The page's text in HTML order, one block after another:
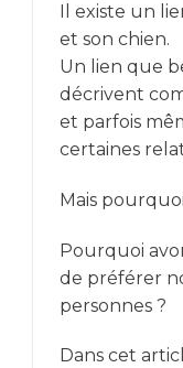
Il existe un
et son chien.
Un lien que
décrivent
et parfois
certaines
Mais
Pourquoi
de préférer
personnes ?
Dans cet